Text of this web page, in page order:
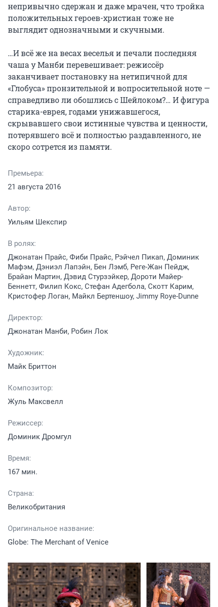
непривычно сдержан и даже мрачен, что тройка
положительных героев-христиан тоже не
выглядит однозначными и скучными.
…И всё же на весах веселья и печали последняя
чаша у Манби перевешивает: режиссёр
заканчивает постановку на нетипичной для
«Глобуса» пронзительной и вопросительной ноте —
справедливо ли обошлись с Шейлоком?… И фигура
старика-еврея, годами унижавшегося,
скрывавшего свои истинные чувства и ценности,
потерявшего всё и полностью раздавленного, не
скоро сотрется из памяти.
Премьера:
21 августа 2016
Автор:
Уильям Шекспир
В ролях:
Джонатан Прайс, Фиби Прайс, Рэйчел Пикап, Доминик
Мафэм, Дэниэл Лапэйн, Бен Лэмб, Реге-Жан Пейдж,
Брайан Мартин, Дэвид Стурзэйкер, Дороти Майер-
Беннетт, Филип Кокс, Стефан Адегбола, Скотт Карим,
Кристофер Логан, Майкл Бертеншоу, Jimmy Roye-Dunne
Директор:
Джонатан Манби, Робин Лок
Художник:
Майк Бриттон
Композитор:
Жуль Максвелл
Режиссер:
Доминик Дромгул
Время:
167 мин.
Страна:
Великобритания
Оригинальное название:
Globe: The Merchant of Venice